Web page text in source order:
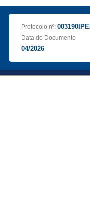
Protocolo nº:
Data do Documento
04/2026